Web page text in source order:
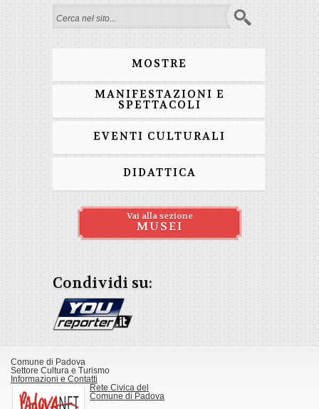
Form di ricerca
MOSTRE
MANIFESTAZIONI E
SPETTACOLI
EVENTI CULTURALI
DIDATTICA
Vai alla sezione
MUSEI
Condividi su:
Comune di Padova
Settore Cultura e Turismo
Informazioni e Contatti
Rete Civica del
Comune di Padova